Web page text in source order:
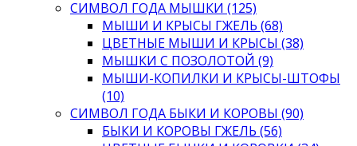
СИМВОЛ ГОДА МЫШКИ (125)
МЫШИ И КРЫСЫ ГЖЕЛЬ (68)
ЦВЕТНЫЕ МЫШИ И КРЫСЫ (38)
МЫШКИ С ПОЗОЛОТОЙ (9)
МЫШИ-КОПИЛКИ И КРЫСЫ-ШТОФЫ
(10)
СИМВОЛ ГОДА БЫКИ И КОРОВЫ (90)
БЫКИ И КОРОВЫ ГЖЕЛЬ (56)